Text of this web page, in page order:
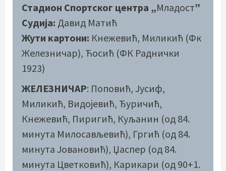
Стадион Спортског центра „Младост”
Судија: Давид Матић
Жути картони: Кнежевић, Миликић (Фк
Железничар), Ћосић (ФК Раднички
1923)
ЖЕЛЕЗНИЧАР: Поповић, Јусиф,
Миликић, Видојевић, Ђуричић,
Кнежевић, Пиригић, Куљанин (од 84.
минута Милосављевић), Гргић (од 84.
минута Јовановић), Џаспер (од 84.
минута Цветковић), Карикари (од 90+1.